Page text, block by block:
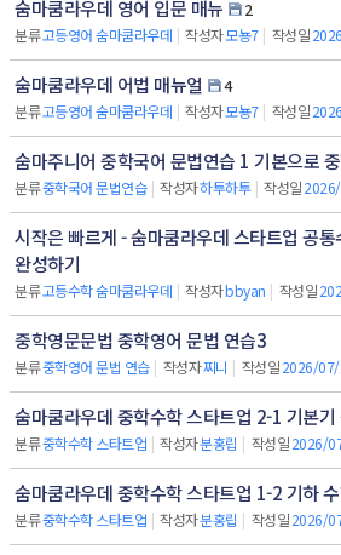
숨마쿰라우데 영어 입문 매뉴
2
분류고등영어 숨마쿰라우데 | 작성자모뇽7 | 작성일
숨마쿰라우데 어법 매뉴얼
4
분류고등영어 숨마쿰라우데 | 작성자모뇽7 | 작성일
숨마주니어 중학국어 문법연습 1 기본으로
분류중학국어 문법연습 | 작성자하투하투 | 작성일
시작은 빠르게 - 숨마쿰라우데 스타트업 공
완성하기
분류고등수학 숨마쿰라우데 | 작성자bbyan | 작성일
중학영문문법 중학영어 문법 연습3
분류중학영어 문법 연습 | 작성자찌니 | 작성일2026/
숨마쿰라우데 중학수학 스타트업 2-1 기본기
분류중학수학 스타트업 | 작성자분홍립 | 작성일2026/
숨마쿰라우데 중학수학 스타트업 1-2 기하
분류중학수학 스타트업 | 작성자분홍립 | 작성일2026/